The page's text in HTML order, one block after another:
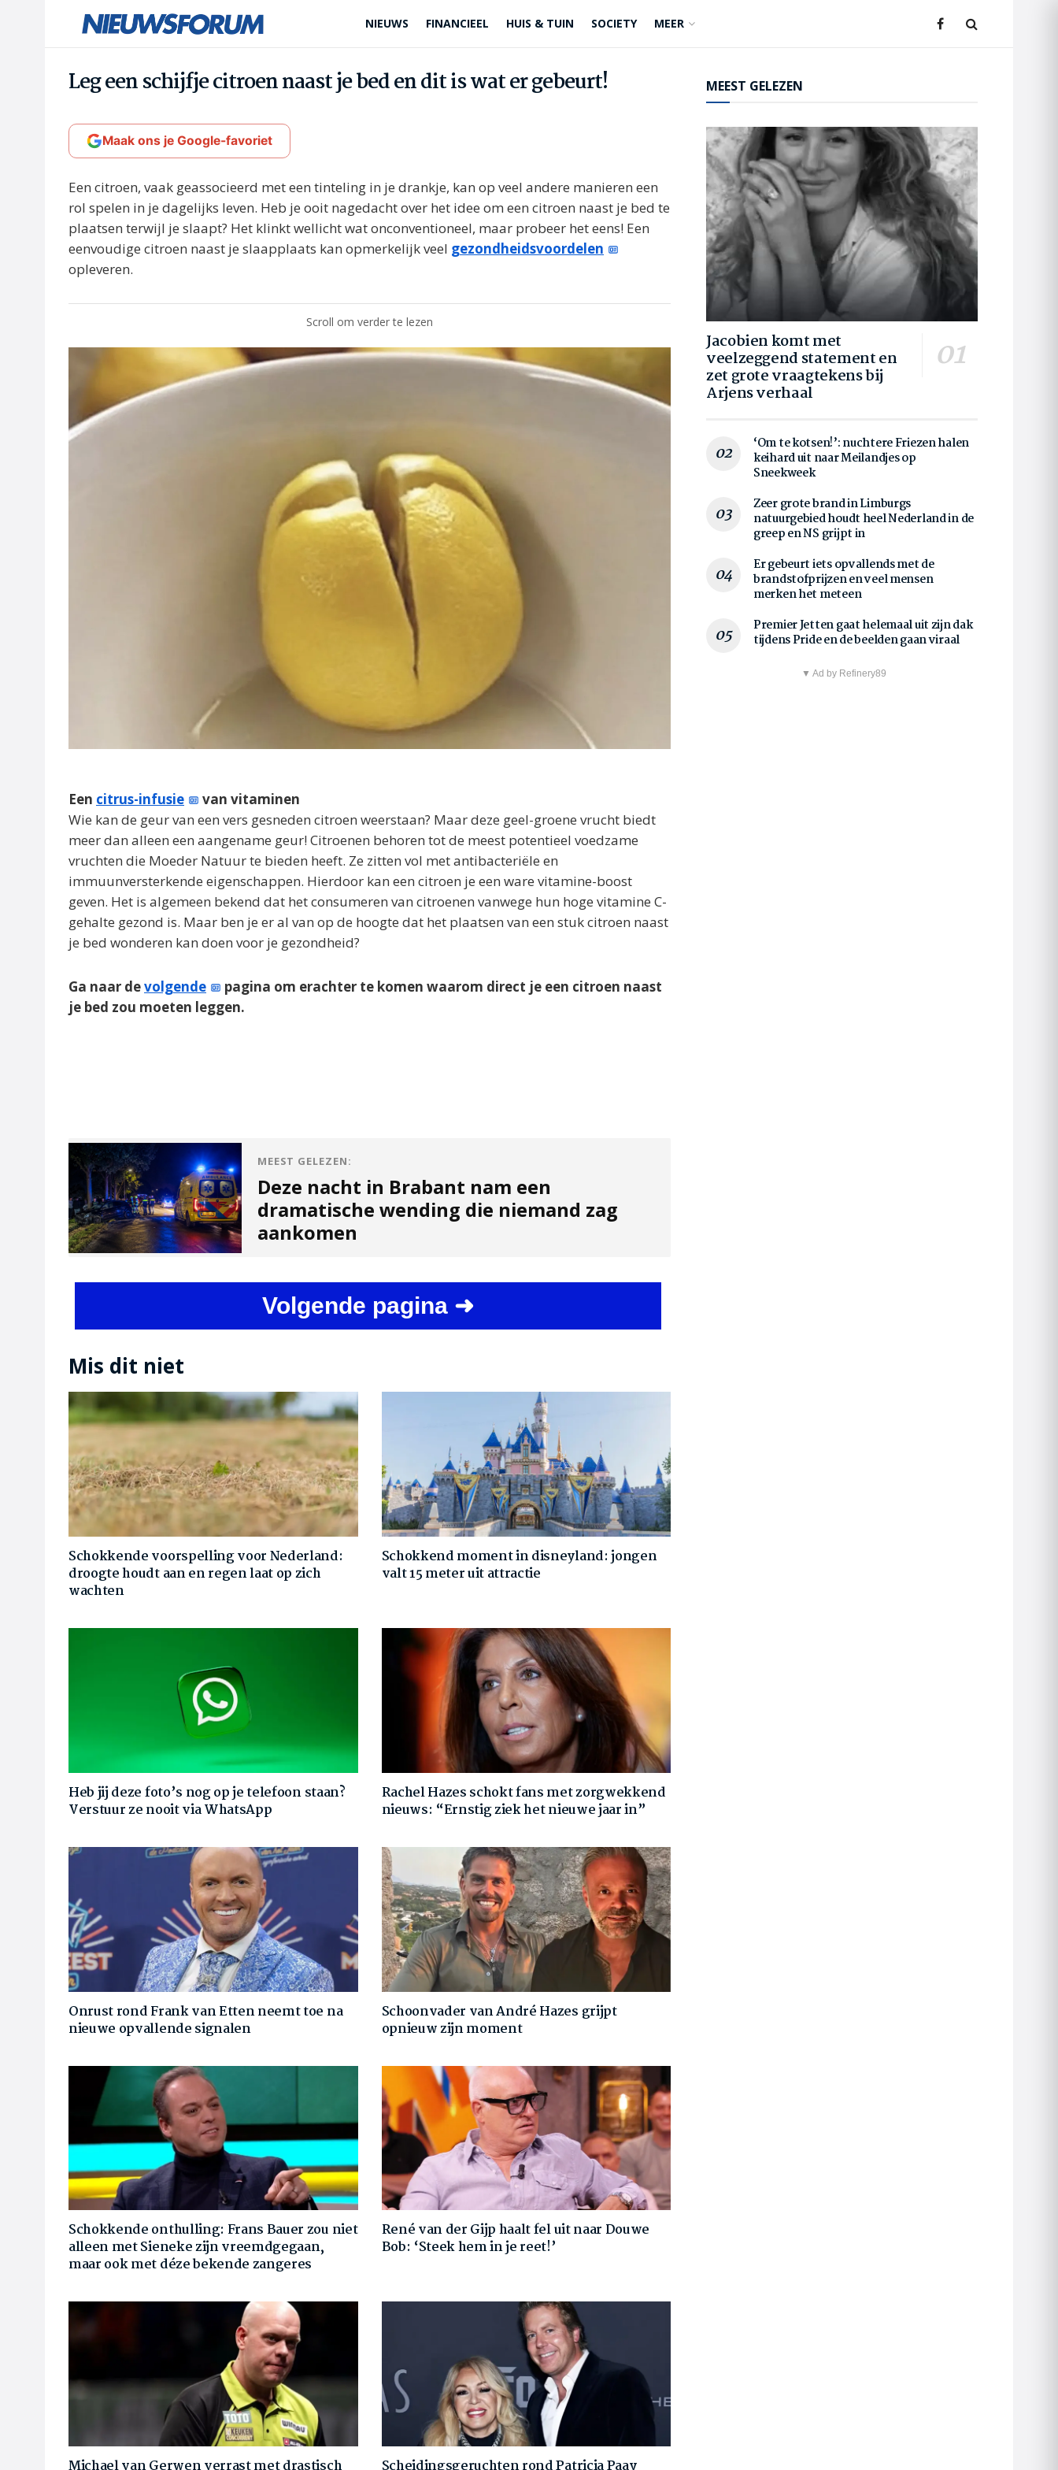
NIEUWS FINANCIEEL HUIS & TUIN SOCIETY MEER
Leg een schijfje citroen naast je bed en dit is wat er gebeurt!
Maak ons je Google-favoriet
Een citroen, vaak geassocieerd met een tinteling in je drankje, kan op veel andere manieren een
rol spelen in je dagelijks leven. Heb je ooit nagedacht over het idee om een citroen naast je bed te
plaatsen terwijl je slaapt? Het klinkt wellicht wat onconventioneel, maar probeer het eens! Een
eenvoudige citroen naast je slaapplaats kan opmerkelijk veel gezondheidsvoordelen
opleveren.
Scroll om verder te lezen
Een citrus-infusie
van vitaminen
Wie kan de geur van een vers gesneden citroen weerstaan? Maar deze geel-groene vrucht biedt
meer dan alleen een aangename geur! Citroenen behoren tot de meest potentieel voedzame
vruchten die Moeder Natuur te bieden heeft. Ze zitten vol met antibacteriële en
immuunversterkende eigenschappen. Hierdoor kan een citroen je een ware vitamine-boost
geven. Het is algemeen bekend dat het consumeren van citroenen vanwege hun hoge vitamine C-
gehalte gezond is. Maar ben je er al van op de hoogte dat het plaatsen van een stuk citroen naast
je bed wonderen kan doen voor je gezondheid?
Ga naar devolgende
pagina om erachter te komen waarom direct je een citroen naast
je bed zou moeten leggen.
MEEST GELEZEN:
Deze nacht in Brabant nam een
dramatische wending die niemand zag
aankomen
Volgende pagina ➜
Mis dit niet
Schokkende voorspelling voor Nederland:
droogte houdt aan en regen laat op zich
wachten
Schokkend moment in disneyland: jongen
valt 15 meter uit attractie
Heb jij deze foto’s nog op je telefoon staan?
Verstuur ze nooit via WhatsApp
Rachel Hazes schokt fans met zorgwekkend
nieuws: “Ernstig ziek het nieuwe jaar in”
Onrust rond Frank van Etten neemt toe na
nieuwe opvallende signalen
Schoonvader van André Hazes grijpt
opnieuw zijn moment
Schokkende onthulling: Frans Bauer zou niet
alleen met Sieneke zijn vreemdgegaan,
maar ook met déze bekende zangeres
René van der Gijp haalt fel uit naar Douwe
Bob: ‘Steek hem in je reet!’
MEEST GELEZEN
Jacobien komt met
veelzeggend statement en
zet grote vraagtekens bij
Arjens verhaal
‘Om te kotsen!’: nuchtere Friezen halen
keihard uit naar Meilandjes op
Sneekweek
Zeer grote brand in Limburgs
natuurgebied houdt heel Nederland in de
greep en NS grijpt in
Er gebeurt iets opvallends met de
brandstofprijzen en veel mensen
merken het meteen
Premier Jetten gaat helemaal uit zijn dak
tijdens Pride en de beelden gaan viraal
▼ Ad by Refinery89